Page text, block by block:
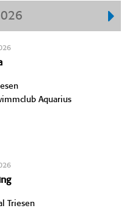
Aquarius
Triesen